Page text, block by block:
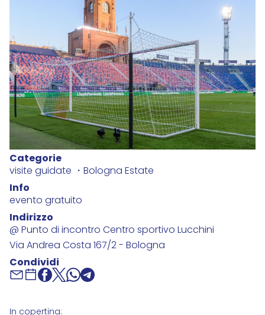
Categorie
visite guidate Bologna Estate
Info
evento gratuito
Indirizzo
@ Punto di incontro Centro sportivo Lucchini
Via Andrea Costa 167/2 - Bologna
Condividi
In copertina: